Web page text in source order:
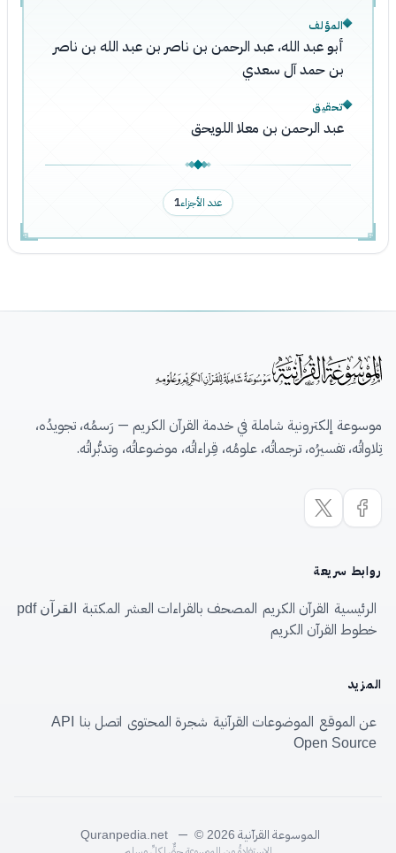
المؤلف
أبو عبد الله، عبد الرحمن بن ناصر بن عبد الله بن ناصر
بن حمد آل سعدي
تحقيق
عبد الرحمن بن معلا اللويحق
عدد الأجزاء1
موسوعة إلكترونية شاملة في خدمة القرآن الكريم — رَسمُه، تجويدُه،
تِلاواتُه، تفسيرُه، ترجماتُه، علومُه، قِراءاتُه، موضوعاتُه، وتدبُّراتُه.
روابط سريعة
الرئيسية القرآن الكريم المصحف بالقراءات العشر المكتبة القرآن pdf
خطوط القرآن الكريم
المزيد
عن الموقع الموضوعات القرآنية شجرة المحتوى اتصل بنا
API
Open Source
الموسوعة القرآنية Quranpedia.net — © 2026